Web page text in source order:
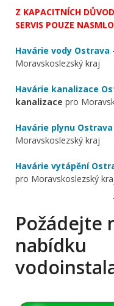
Z KAPACITNÍCH
SERVIS POUZE
Havárie vody Ostrava
Moravskoslezský kraj
Havárie kanalizace
kanalizace pro
Havárie plynu Ostrava
Moravskoslezský kraj
Havárie vytápění
pro Moravskoslezský
Požádejte
nabídku